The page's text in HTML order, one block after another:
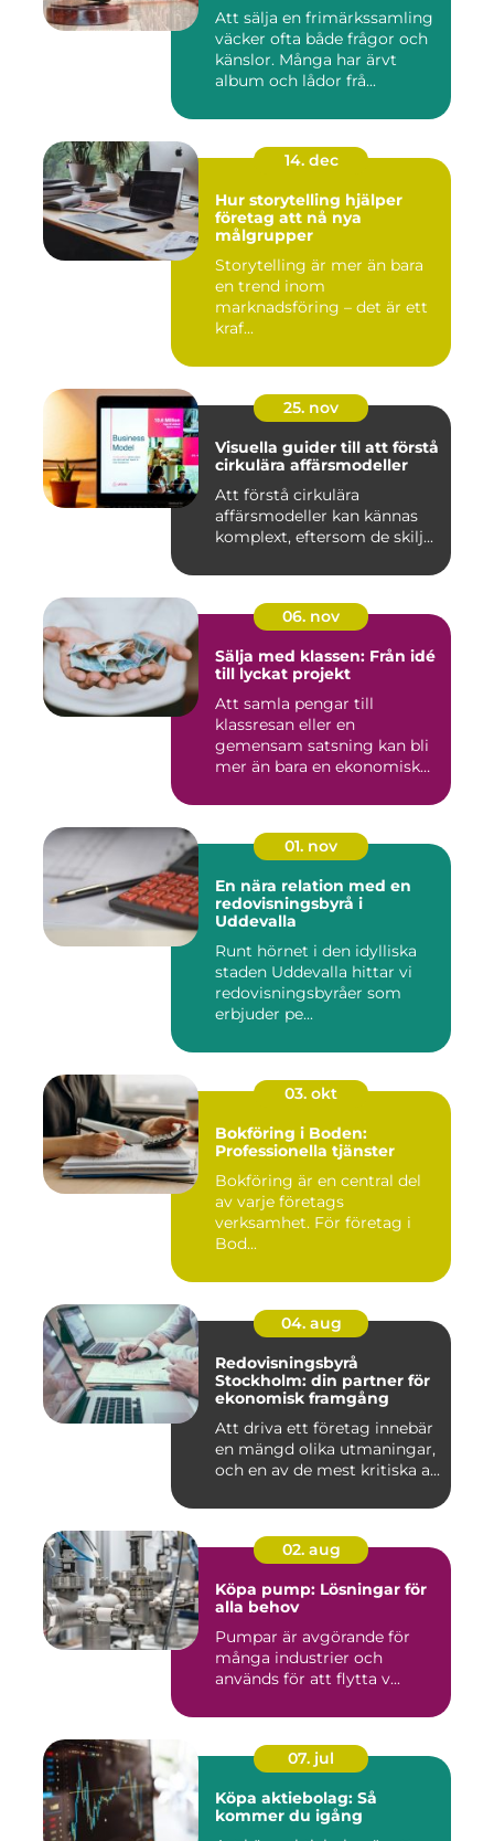
Att sälja en frimärkssamling
väcker ofta både frågor och
känslor. Många har ärvt
album och lådor frå...
14. dec
Hur storytelling hjälper
företag att nå nya
målgrupper
Storytelling är mer än bara
en trend inom
marknadsföring – det är ett
kraf...
25. nov
Visuella guider till att förstå
cirkulära affärsmodeller
Att förstå cirkulära
affärsmodeller kan kännas
komplext, eftersom de skilj...
06. nov
Sälja med klassen: Från idé
till lyckat projekt
Att samla pengar till
klassresan eller en
gemensam satsning kan bli
mer än bara en ekonomisk
01. nov
En nära relation med en
redovisningsbyrå i
Uddevalla
Runt hörnet i den idylliska
staden Uddevalla hittar vi
redovisningsbyråer som
erbjuder pe...
03. okt
Bokföring i Boden:
Professionella tjänster
Bokföring är en central del
av varje företags
verksamhet. För företag i
Bod...
04. aug
Redovisningsbyrå
Stockholm: din partner för
ekonomisk framgång
Att driva ett företag innebär
en mängd olika utmaningar,
och en av de mest kritiska a...
02. aug
Köpa pump: Lösningar för
alla behov
Pumpar är avgörande för
många industrier och
används för att flytta v...
07. jul
Köpa aktiebolag: Så
kommer du igång